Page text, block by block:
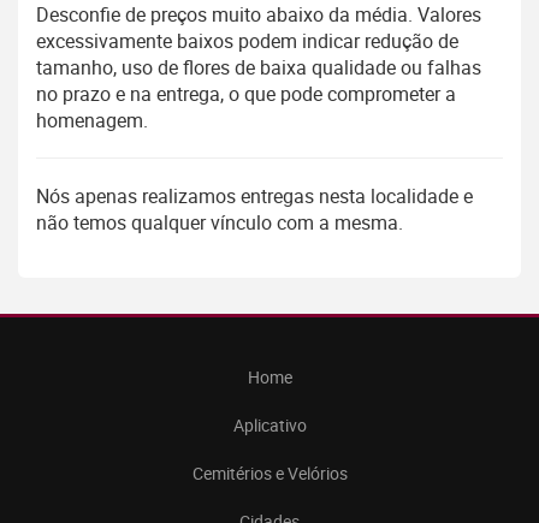
Desconfie de preços muito abaixo da média. Valores
excessivamente baixos podem indicar redução de
tamanho, uso de flores de baixa qualidade ou falhas
no prazo e na entrega, o que pode comprometer a
homenagem.
Nós apenas realizamos entregas nesta localidade e
não temos qualquer vínculo com a mesma.
Home
Aplicativo
Cemitérios e Velórios